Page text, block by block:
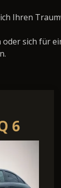
Ihren
sich für
6
First